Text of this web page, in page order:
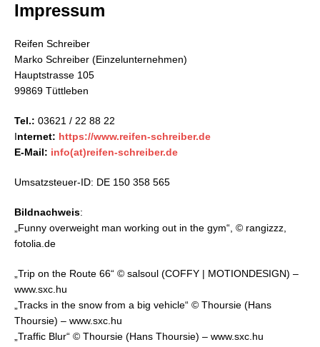
Impressum
Reifen Schreiber
Marko Schreiber (Einzelunternehmen)
Hauptstrasse 105
99869 Tüttleben
Tel.: 03621 / 22 88 22
Internet: https://www.reifen-schreiber.de
E-Mail: info(at)reifen-schreiber.de
Umsatzsteuer-ID: DE 150 358 565
Bildnachweis:
„Funny overweight man working out in the gym“, © rangizzz,
fotolia.de
„Trip on the Route 66“ © salsoul (COFFY | MOTIONDESIGN) –
www.sxc.hu
„Tracks in the snow from a big vehicle“ © Thoursie (Hans
Thoursie) – www.sxc.hu
„Traffic Blur“ © Thoursie (Hans Thoursie) – www.sxc.hu